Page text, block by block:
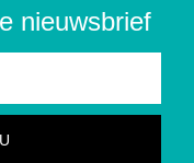
nieuwsbrief